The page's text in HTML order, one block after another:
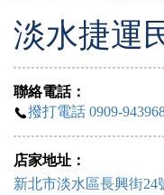
淡水捷運
聯絡電話：
撥打電話 0909-
店家地址：
新北市淡水區長興街24